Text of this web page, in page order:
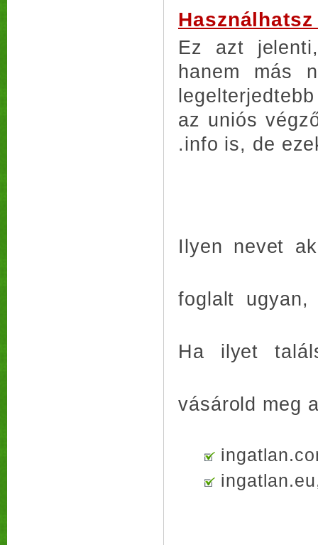
Ez azt
hanem más
az uniós
.info is, de
Ilyen nevet
foglalt ugyan,
Ha ilyet
vásárold meg